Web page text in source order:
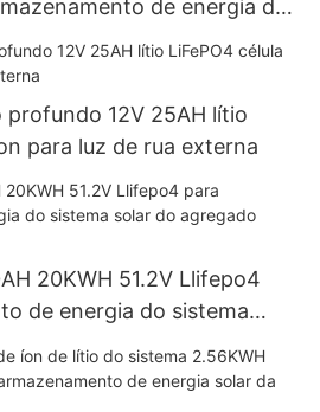
de energia do
12V 25AH lítio
para luz de rua externa
20KWH 51.2V Llifepo4
de energia do sistema